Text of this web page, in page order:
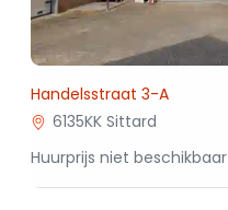
Handelsstraat 3-A
6135KK Sittard
Huurprijs niet beschikbaar